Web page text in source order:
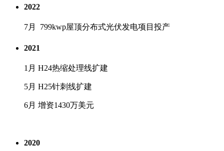
2022
7月 799kwp屋顶分布式光伏发电项目投产
2021
1月 H24热缩处理线扩建
5月 H25针刺线扩建
6月 增资1430万美元
2020